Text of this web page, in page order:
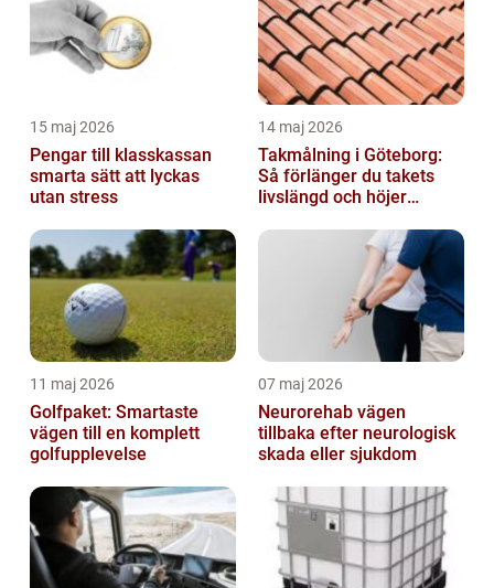
15 maj 2026
Pengar till klasskassan
smarta sätt att lyckas
utan stress
14 maj 2026
Takmålning i Göteborg:
Så förlänger du takets
livslängd och höjer
11 maj 2026
Golfpaket: Smartaste
vägen till en komplett
golfupplevelse
07 maj 2026
Neurorehab vägen
tillbaka efter neurologisk
skada eller sjukdom